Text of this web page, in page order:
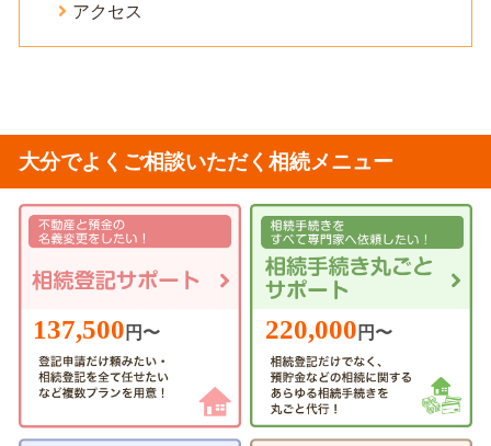
アクセス
大分でよくご相談いただく相続メニュー
137,500 円〜 220,000 円〜